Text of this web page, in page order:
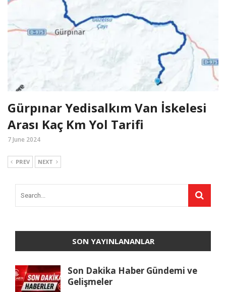
Gürpınar Yedisalkım Van İskelesi
Arası Kaç Km Yol Tarifi
7 June 2024
PREV NEXT
SON YAYINLANANLAR
Son Dakika Haber Gündemi ve
Gelişmeler